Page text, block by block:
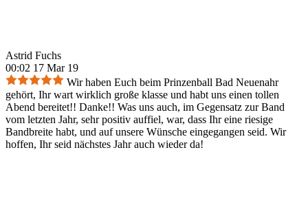
Astrid Fuchs
00:02 17 Mar 19
Wir haben Euch beim Prinzenball Bad Neuenahr
gehört, Ihr wart wirklich große klasse und habt uns einen tollen
Abend bereitet!! Danke!! Was uns auch, im Gegensatz zur Band
vom letzten Jahr, sehr positiv auffiel, war, dass Ihr eine riesige
Bandbreite habt, und auf unsere Wünsche eingegangen seid. Wir
hoffen, Ihr seid nächstes Jahr auch wieder da!